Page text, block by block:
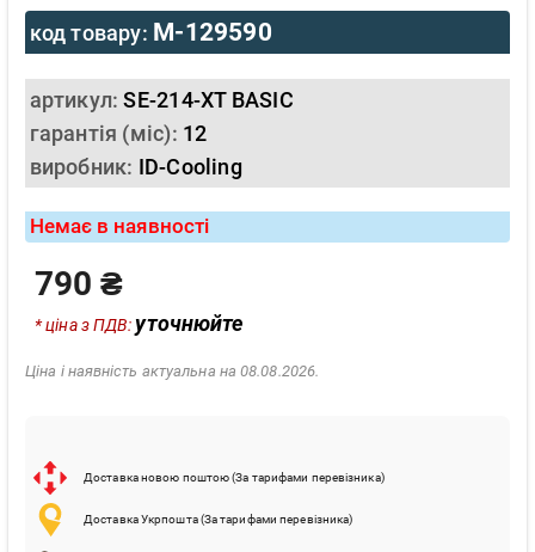
код товару: M-129590
артикул:SE-214-XT BASIC
гарантія (міс): 12
виробник: ID-Cooling
Немає в наявності
790 ₴
* ціна з ПДВ:уточнюйте
Ціна і наявність актуальна на 08.08.2026.
Доставка новою поштою (За тарифами перевізника)
Доставка Укрпошта (За тарифами перевізника)